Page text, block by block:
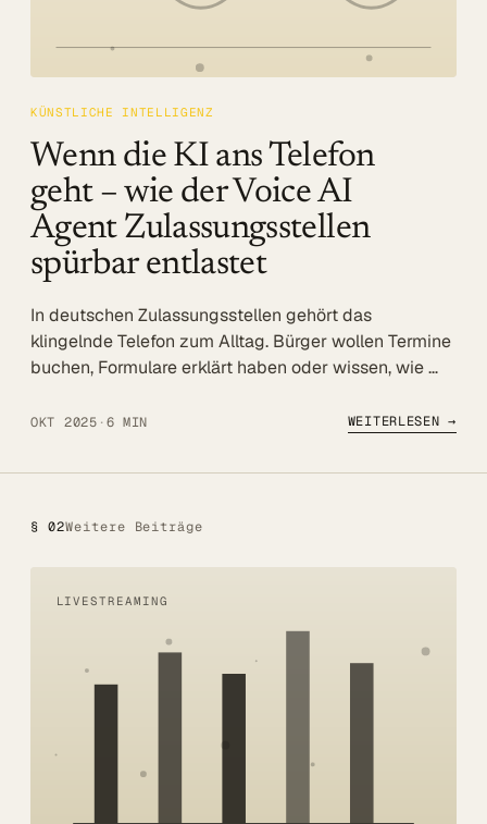
Barrierefreiheit
Über uns
Referenzen
Mehr
UNTERNEHMEN
Über uns
DSGVO
Barrierefreiheit
KÜNSTLICHE INTELLIGENZ
Wenn die KI ans Telefon
geht – wie der Voice AI
Agent Zulassungsstellen
spürbar entlastet
In deutschen Zulassungsstellen gehört das
klingelnde Telefon zum Alltag. Bürger wollen Termine
buchen, Formulare erklärt haben oder wissen, wie …
OKT 2025 ·6 MIN WEITERLESEN →
§ 02Weitere Beiträge
LIVESTREAMING